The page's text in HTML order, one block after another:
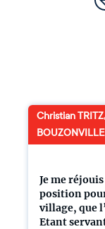
Je me
position
village, que
Etant
Christian
BOUZONVILLE